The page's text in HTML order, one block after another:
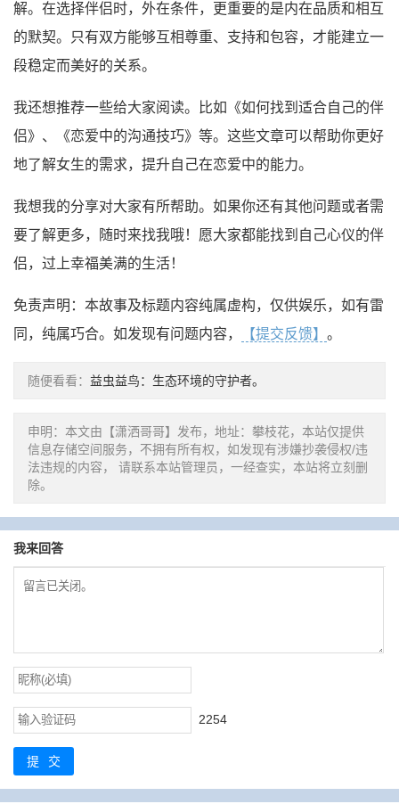
解。在选择伴侣时，外在条件，更重要的是内在品质和相互
的默契。只有双方能够互相尊重、支持和包容，才能建立一
段稳定而美好的关系。
我还想推荐一些给大家阅读。比如《如何找到适合自己的伴
侣》、《恋爱中的沟通技巧》等。这些文章可以帮助你更好
地了解女生的需求，提升自己在恋爱中的能力。
我想我的分享对大家有所帮助。如果你还有其他问题或者需
要了解更多，随时来找我哦！愿大家都能找到自己心仪的伴
侣，过上幸福美满的生活！
免责声明：本故事及标题内容纯属虚构，仅供娱乐，如有雷
同，纯属巧合。如发现有问题内容，
【提交反馈】 。
随便看看： 益虫益鸟：生态环境的守护者。
申明：本文由【潇洒哥哥】发布，地址：攀枝花，本站仅提供
信息存储空间服务，不拥有所有权，如发现有涉嫌抄袭侵权/违
法违规的内容， 请联系本站管理员，一经查实，本站将立刻删
除。
我来回答
2254
提交